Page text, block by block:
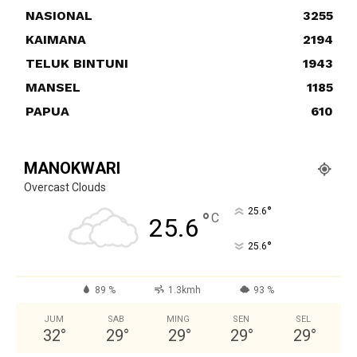
NASIONAL
3255
KAIMANA
2194
TELUK BINTUNI
1943
MANSEL
1185
PAPUA
610
MANOKWARI
Overcast Clouds
25.6 °C 25.6°
25.6°
89 % 1.3kmh 93 %
JUM
32°
SAB
29°
MING
29°
SEN
29°
SEL
29°